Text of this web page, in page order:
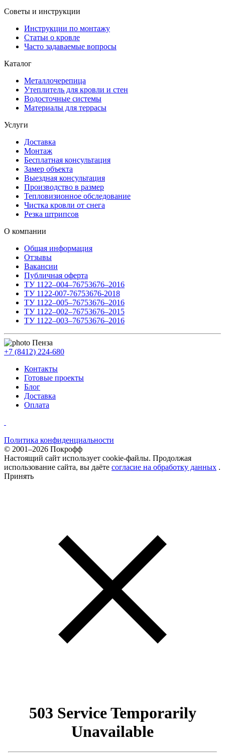
Советы и инструкции
Инструкции по монтажу
Статьи о кровле
Часто задаваемые вопросы
Каталог
Металлочерепица
Утеплитель для кровли и стен
Водосточные системы
Материалы для террасы
Услуги
Доставка
Монтаж
Бесплатная консультация
Замер объекта
Выездная консультация
Производство в размер
Тепловизионное обследование
Чистка кровли от снега
Резка штрипсов
О компании
Общая информация
Отзывы
Вакансии
Публичная оферта
ТУ 1122–004–76753676–2016
ТУ 1122-007-76753676-2018
ТУ 1122–005–76753676–2016
ТУ 1122–002–76753676–2015
ТУ 1122–003–76753676–2016
Пенза
+7 (8412) 224-680
Контакты
Готовые проекты
Блог
Доставка
Оплата
Политика конфиденциальности
© 2001–2026 Покрофф
Настоящий сайт использует cookie-файлы. Продолжая
использование сайта, вы даёте согласие на обработку данных .
Принять